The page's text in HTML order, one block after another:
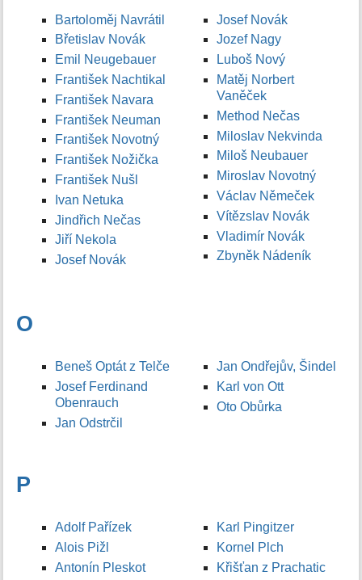
Bartoloměj Navrátil
Břetislav Novák
Emil Neugebauer
František Nachtikal
František Navara
František Neuman
František Novotný
František Nožička
František Nušl
Ivan Netuka
Jindřich Nečas
Jiří Nekola
Josef Novák
Josef Novák
Jozef Nagy
Luboš Nový
Matěj Norbert
Vaněček
Method Nečas
Miloslav Nekvinda
Miloš Neubauer
Miroslav Novotný
Václav Němeček
Vítězslav Novák
Vladimír Novák
Zbyněk Nádeník
O
Beneš Optát z Telče
Josef Ferdinand
Obenrauch
Jan Odstrčil
Jan Ondřejův, Šindel
Karl von Ott
Oto Obůrka
P
Adolf Pařízek
Alois Pižl
Antonín Pleskot
Karl Pingitzer
Kornel Plch
Křišťan z Prachatic